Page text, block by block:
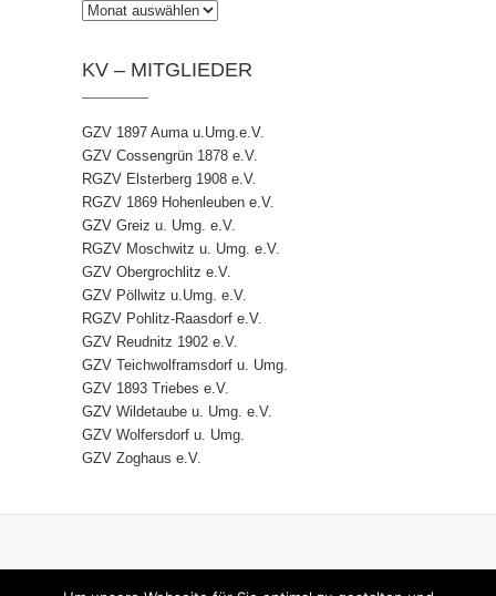
Archiv
KV – MITGLIEDER
GZV 1897 Auma u.Umg.e.V.
GZV Cossengrün 1878 e.V.
RGZV Elsterberg 1908 e.V.
RGZV 1869 Hohenleuben e.V.
GZV Greiz u. Umg. e.V.
RGZV Moschwitz u. Umg. e.V.
GZV Obergrochlitz e.V.
GZV Pöllwitz u.Umg. e.V.
RGZV Pohlitz-Raasdorf e.V.
GZV Reudnitz 1902 e.V.
GZV Teichwolframsdorf u. Umg.
GZV 1893 Triebes e.V.
GZV Wildetaube u. Umg. e.V.
GZV Wolfersdorf u. Umg.
GZV Zoghaus e.V.